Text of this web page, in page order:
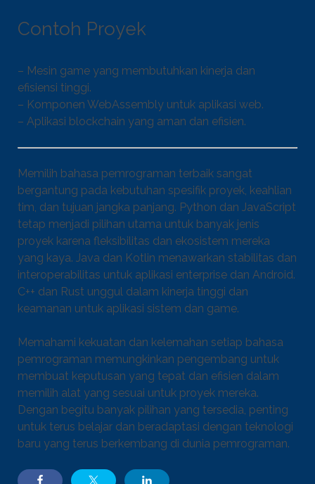
Contoh Proyek
– Mesin game yang membutuhkan kinerja dan
efisiensi tinggi.
– Komponen WebAssembly untuk aplikasi web.
– Aplikasi blockchain yang aman dan efisien.
Memilih bahasa pemrograman terbaik sangat
bergantung pada kebutuhan spesifik proyek, keahlian
tim, dan tujuan jangka panjang. Python dan JavaScript
tetap menjadi pilihan utama untuk banyak jenis
proyek karena fleksibilitas dan ekosistem mereka
yang kaya. Java dan Kotlin menawarkan stabilitas dan
interoperabilitas untuk aplikasi enterprise dan Android.
C++ dan Rust unggul dalam kinerja tinggi dan
keamanan untuk aplikasi sistem dan game.
Memahami kekuatan dan kelemahan setiap bahasa
pemrograman memungkinkan pengembang untuk
membuat keputusan yang tepat dan efisien dalam
memilih alat yang sesuai untuk proyek mereka.
Dengan begitu banyak pilihan yang tersedia, penting
untuk terus belajar dan beradaptasi dengan teknologi
baru yang terus berkembang di dunia pemrograman.